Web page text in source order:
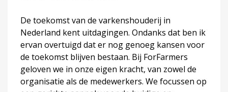
De toekomst van de varkenshouderij in
Nederland kent uitdagingen. Ondanks dat ben ik
ervan overtuigd dat er nog genoeg kansen voor
de toekomst blijven bestaan. Bij ForFarmers
geloven we in onze eigen kracht, van zowel de
organisatie als de medewerkers. We focussen op